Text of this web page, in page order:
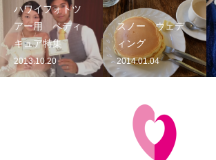
ハワイフォトツ
アー用 ペディ
キュア特集
2013.10.20
スノー ウェデ
ィング
2014.01.04